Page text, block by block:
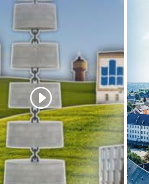
sehen gerade einen
Platzhalterinhalt von
. Um auf den
eigentlichen Inhalt
klicken Sie
auf die Schaltfläche
Bitte beachten Sie,
dabei Daten an
Drittanbieter
werden.
Informationen
Inhalt entsperren
Erforderlichen Service
akzeptieren und Inhalte